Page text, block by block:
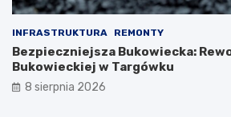
INFRASTRUKTURA REMONTY
Bezpieczniejsza Bukowiecka:
Bukowieckiej w Targówku
8 sierpnia 2026